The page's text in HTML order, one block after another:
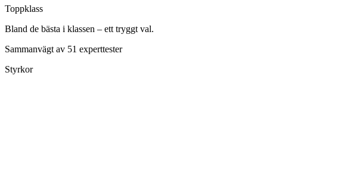
Toppklass
Bland de bästa i klassen – ett tryggt val.
Sammanvägt av 51 experttester
Styrkor